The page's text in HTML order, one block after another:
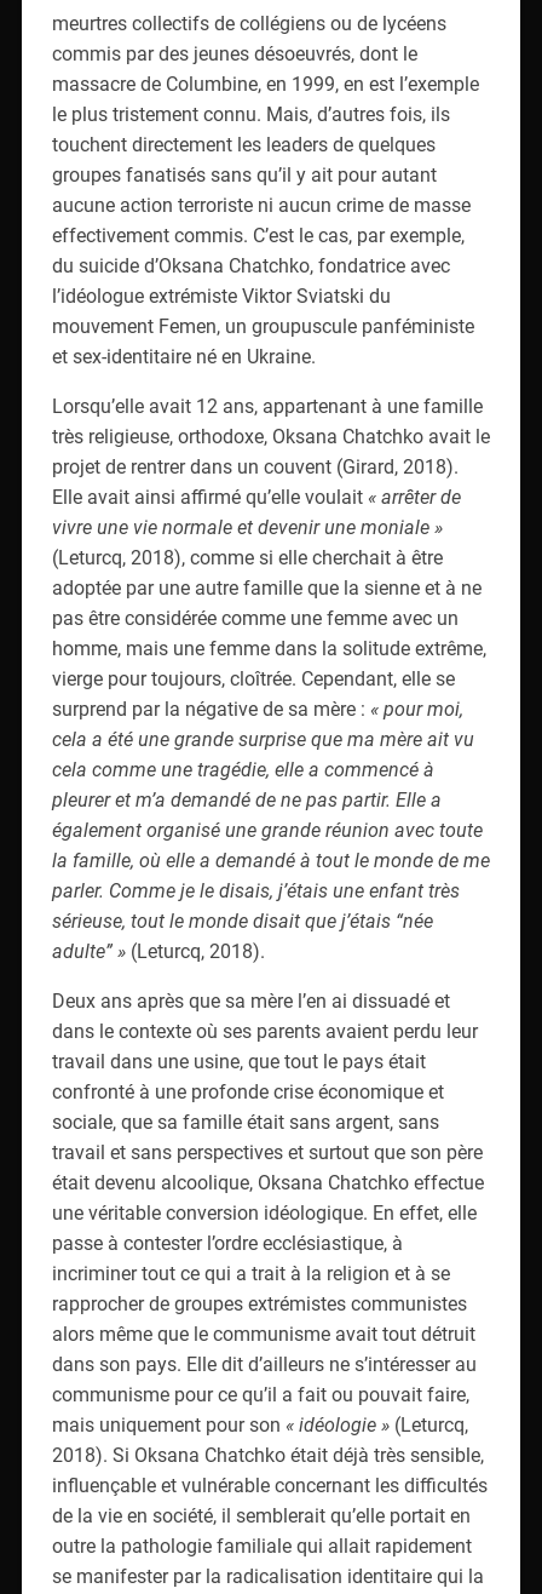
meurtres collectifs de collégiens ou de lycéens
commis par des jeunes désoeuvrés, dont le
massacre de Columbine, en 1999, en est l’exemple
le plus tristement connu. Mais, d’autres fois, ils
touchent directement les leaders de quelques
groupes fanatisés sans qu’il y ait pour autant
aucune action terroriste ni aucun crime de masse
effectivement commis. C’est le cas, par exemple,
du suicide d’Oksana Chatchko, fondatrice avec
l’idéologue extrémiste Viktor Sviatski du
mouvement Femen, un groupuscule panféministe
et sex-identitaire né en Ukraine.
Lorsqu’elle avait 12 ans, appartenant à une famille
très religieuse, orthodoxe, Oksana Chatchko avait le
projet de rentrer dans un couvent (Girard, 2018).
Elle avait ainsi affirmé qu’elle voulait « arrêter de
vivre une vie normale et devenir une moniale »
(Leturcq, 2018), comme si elle cherchait à être
adoptée par une autre famille que la sienne et à ne
pas être considérée comme une femme avec un
homme, mais une femme dans la solitude extrême,
vierge pour toujours, cloîtrée. Cependant, elle se
surprend par la négative de sa mère : « pour moi,
cela a été une grande surprise que ma mère ait vu
cela comme une tragédie, elle a commencé à
pleurer et m’a demandé de ne pas partir. Elle a
également organisé une grande réunion avec toute
la famille, où elle a demandé à tout le monde de me
parler. Comme je le disais, j’étais une enfant très
sérieuse, tout le monde disait que j’étais “née
adulte” » (Leturcq, 2018).
Deux ans après que sa mère l’en ai dissuadé et
dans le contexte où ses parents avaient perdu leur
travail dans une usine, que tout le pays était
confronté à une profonde crise économique et
sociale, que sa famille était sans argent, sans
travail et sans perspectives et surtout que son père
était devenu alcoolique, Oksana Chatchko effectue
une véritable conversion idéologique. En effet, elle
passe à contester l’ordre ecclésiastique, à
incriminer tout ce qui a trait à la religion et à se
rapprocher de groupes extrémistes communistes
alors même que le communisme avait tout détruit
dans son pays. Elle dit d’ailleurs ne s’intéresser au
communisme pour ce qu’il a fait ou pouvait faire,
mais uniquement pour son « idéologie »(Leturcq,
2018). Si Oksana Chatchko était déjà très sensible,
influençable et vulnérable concernant les difficultés
de la vie en société, il semblerait qu’elle portait en
outre la pathologie familiale qui allait rapidement
se manifester par la radicalisation identitaire qui la